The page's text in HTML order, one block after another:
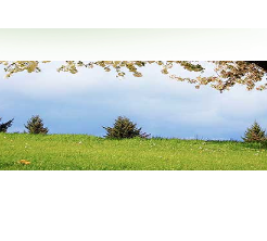
en god afslutning når det gælder
Gravpynt Til Gedved Kirkegårde